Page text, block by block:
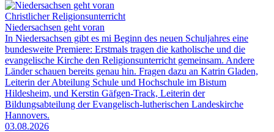
Christlicher Religionsunterricht
Niedersachsen geht voran
In Niedersachsen gibt es mi Beginn des neuen Schuljahres eine
bundesweite Premiere: Erstmals tragen die katholische und die
evangelische Kirche den Religionsunterricht gemeinsam. Andere
Länder schauen bereits genau hin. Fragen dazu an Katrin Gladen,
Leiterin der Abteilung Schule und Hochschule im Bistum
Hildesheim, und Kerstin Gäfgen-Track, Leiterin der
Bildungsabteilung der Evangelisch-lutherischen Landeskirche
Hannovers.
03.08.2026